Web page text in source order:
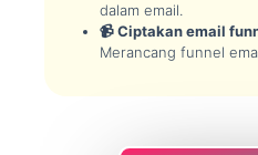
dalam email.
📹 Ciptakan email
Merancang funnel